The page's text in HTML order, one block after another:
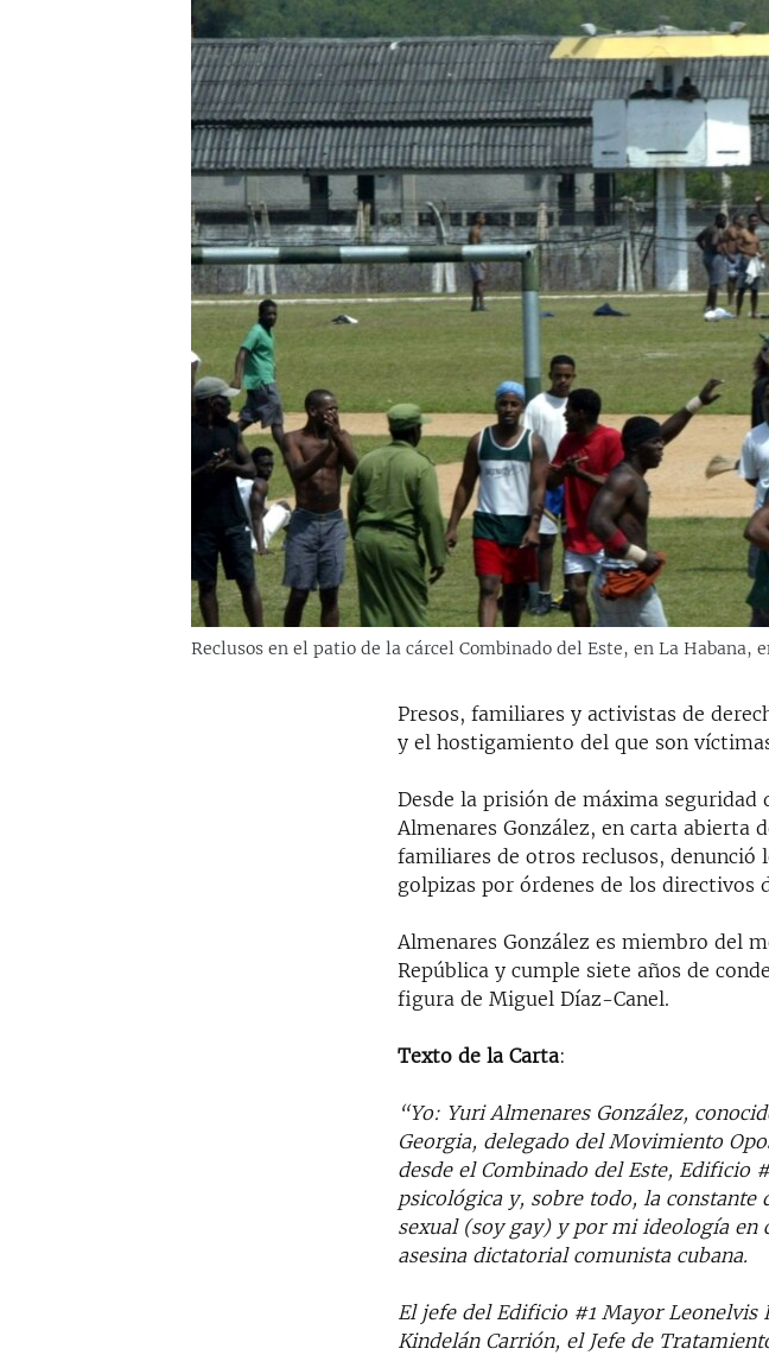
LA REALIDAD DE LA VIVIENDA EN
SER VIEJO EN CUBA
LOS SANTOS DE HIALEAH
DESINFORMACIÓN RUSA EN
LA INVASIÓN DE RUSIA A UCRANIA
Reclusos en el patio de la cárcel Combinado del Este, en La Habana,
Presos, familiares y activistas de
y el hostigamiento del que son
Desde la prisión de máxima
Almenares González, en carta abierta
familiares de otros reclusos, denunció
golpizas por órdenes de los directivos
Almenares González es miembro del
República y cumple siete años de
figura de Miguel Díaz-Canel.
Texto de la Carta:
“Yo: Yuri Almenares González,
Georgia, delegado del Movimiento
desde el Combinado del Este, Edificio
psicológica y, sobre todo, la
sexual (soy gay) y por mi ideología en
asesina dictatorial comunista cubana.
El jefe del Edificio #1 Mayor Leonelvis
Kindelán Carrión, el Jefe de